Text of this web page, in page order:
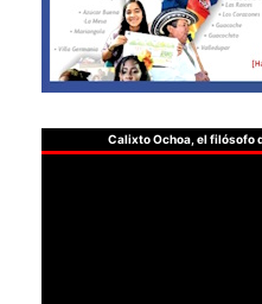
Calixto Ochoa, el filósofo